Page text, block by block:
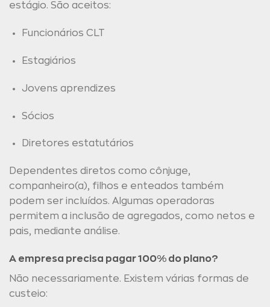
estágio. São aceitos:
Funcionários CLT
Estagiários
Jovens aprendizes
Sócios
Diretores estatutários
Dependentes diretos como cônjuge,
companheiro(a), filhos e enteados também
podem ser incluídos. Algumas operadoras
permitem a inclusão de agregados, como netos e
pais, mediante análise.
A empresa precisa pagar 100% do plano?
Não necessariamente. Existem várias formas de
custeio: